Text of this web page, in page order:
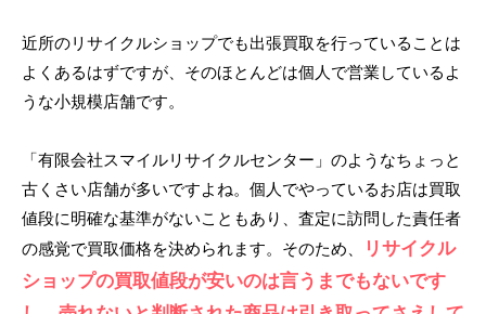
近所のリサイクルショップでも出張買取を行っていることは
よくあるはずですが、そのほとんどは個人で営業しているよ
うな小規模店舗です。
「有限会社スマイルリサイクルセンター」のようなちょっと
古くさい店舗が多いですよね。個人でやっているお店は買取
値段に明確な基準がないこともあり、査定に訪問した責任者
の感覚で買取価格を決められます。そのため、
リサイクル
ショップの買取値段が安いのは言うまでもないです